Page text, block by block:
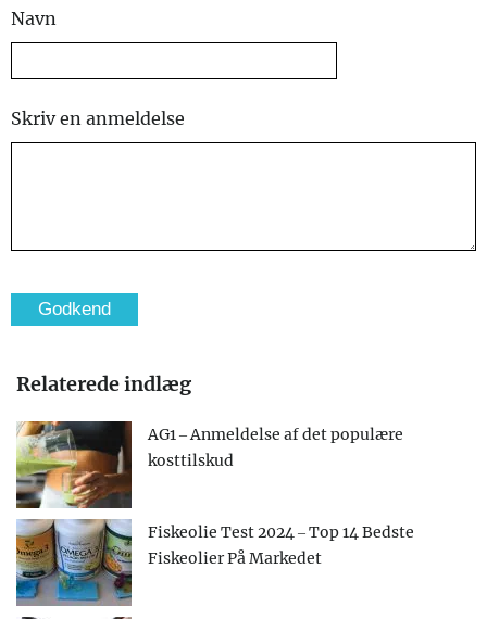
Navn
Skriv en anmeldelse
Relaterede indlæg
AG1 – Anmeldelse af det populære
kosttilskud
Fiskeolie Test 2024 – Top 14 Bedste
Fiskeolier På Markedet